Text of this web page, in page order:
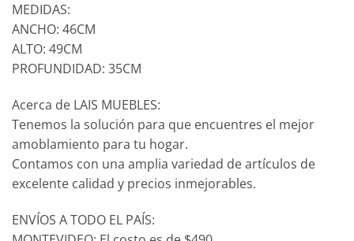
MEDIDAS:
ANCHO: 46CM
ALTO: 49CM
PROFUNDIDAD: 35CM
Acerca de LAIS MUEBLES:
Tenemos la solución para que encuentres el mejor
amoblamiento para tu hogar.
Contamos con una amplia variedad de artículos de
excelente calidad y precios inmejorables.
ENVÍOS A TODO EL PAÍS: